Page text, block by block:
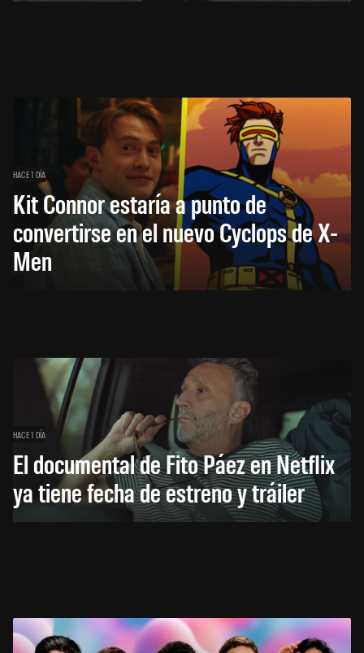
HACE 1 DÍA
Kit Connor estaría a punto de
convertirse en el nuevo Cyclops de X-
Men
HACE 1 DÍA
El documental de Fito Páez en Netflix
ya tiene fecha de estreno y tráiler